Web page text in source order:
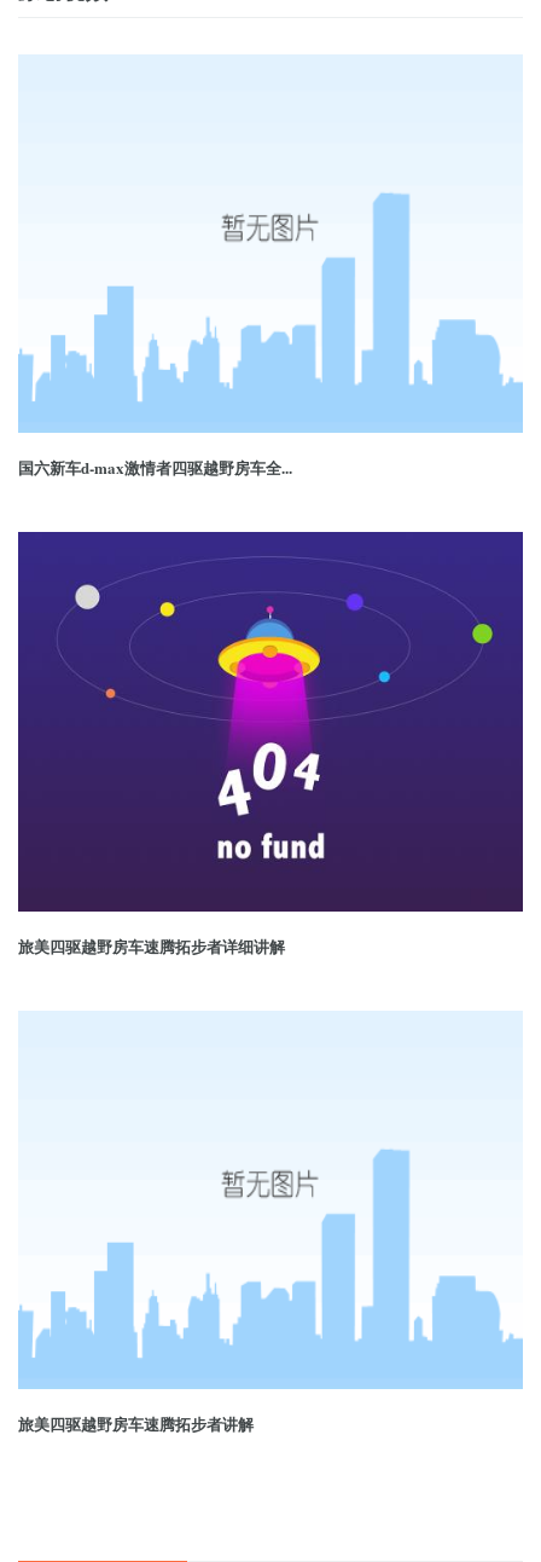
国六新车d-max激情者四驱越野房车全...
旅美四驱越野房车速腾拓步者详细讲解
旅美四驱越野房车速腾拓步者讲解